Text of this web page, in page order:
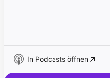
In Podcasts öffnen